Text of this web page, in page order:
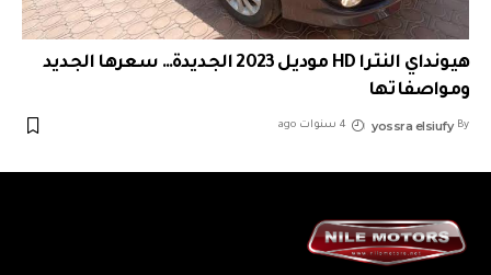
هيونداي النترا HD موديل 2023 الجديدة… سعرها الجديد
ومواصفاتها
By
yossra elsiufy 4 سنوات ago